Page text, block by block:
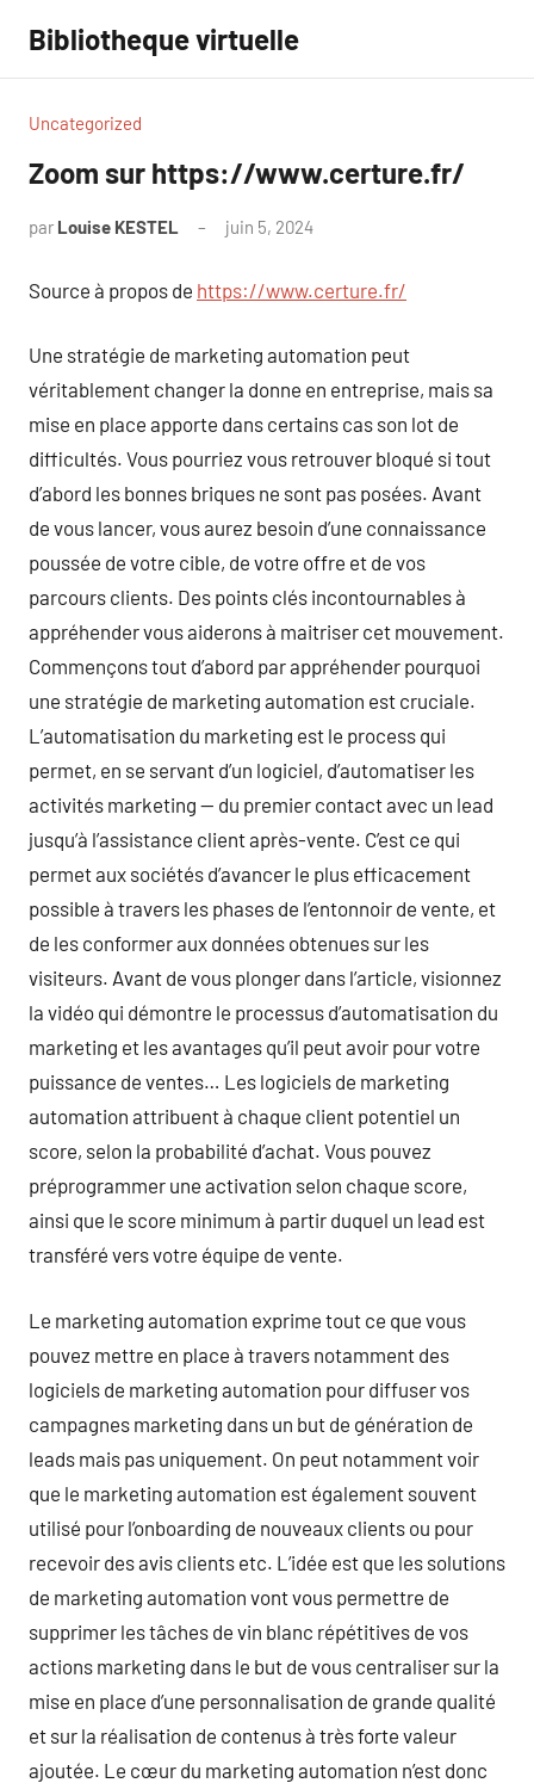
contenu
Bibliotheque virtuelle
Uncategorized
Zoom sur https://www.certure.fr/
par Louise KESTEL juin 5, 2024
Source à propos de https://www.certure.fr/
Une stratégie de marketing automation peut
véritablement changer la donne en entreprise, mais sa
mise en place apporte dans certains cas son lot de
difficultés. Vous pourriez vous retrouver bloqué si tout
d’abord les bonnes briques ne sont pas posées. Avant
de vous lancer, vous aurez besoin d’une connaissance
poussée de votre cible, de votre offre et de vos
parcours clients. Des points clés incontournables à
appréhender vous aiderons à maitriser cet mouvement.
Commençons tout d’abord par appréhender pourquoi
une stratégie de marketing automation est cruciale.
L’automatisation du marketing est le process qui
permet, en se servant d’un logiciel, d’automatiser les
activités marketing — du premier contact avec un lead
jusqu’à l’assistance client après-vente. C’est ce qui
permet aux sociétés d’avancer le plus efficacement
possible à travers les phases de l’entonnoir de vente, et
de les conformer aux données obtenues sur les
visiteurs. Avant de vous plonger dans l’article, visionnez
la vidéo qui démontre le processus d’automatisation du
marketing et les avantages qu’il peut avoir pour votre
puissance de ventes… Les logiciels de marketing
automation attribuent à chaque client potentiel un
score, selon la probabilité d’achat. Vous pouvez
préprogrammer une activation selon chaque score,
ainsi que le score minimum à partir duquel un lead est
transféré vers votre équipe de vente.
Le marketing automation exprime tout ce que vous
pouvez mettre en place à travers notamment des
logiciels de marketing automation pour diffuser vos
campagnes marketing dans un but de génération de
leads mais pas uniquement. On peut notamment voir
que le marketing automation est également souvent
utilisé pour l’onboarding de nouveaux clients ou pour
recevoir des avis clients etc. L’idée est que les solutions
de marketing automation vont vous permettre de
supprimer les tâches de vin blanc répétitives de vos
actions marketing dans le but de vous centraliser sur la
mise en place d’une personnalisation de grande qualité
et sur la réalisation de contenus à très forte valeur
ajoutée. Le cœur du marketing automation n’est donc